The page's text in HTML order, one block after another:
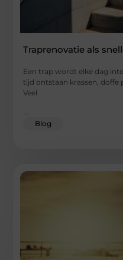
Traprenovatie als
Een trap wordt elke dag
tijd ontstaan krassen, doffe
Veel
...
Blog